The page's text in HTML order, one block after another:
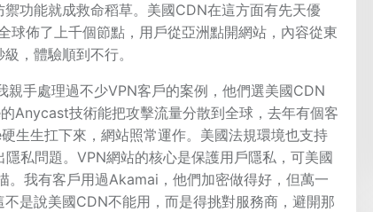
功能就成救命稻草。美國CDN在這方面有先天優
佈了上千個節點，用戶從亞洲點開網站，內容從東
，體驗順到不行。
手處理過不少VPN客戶的案例，他們選美國CDN
Anycast技術能把攻擊流量分散到全球，去年有個客
生生扛下來，網站照常運作。美國法規環境也支持
私問題。VPN網站的核心是保護用戶隱私，可美國
我有客戶用過Akamai，他們加密做得好，但萬一
是說美國CDN不能用，而是得挑對服務商，避開那